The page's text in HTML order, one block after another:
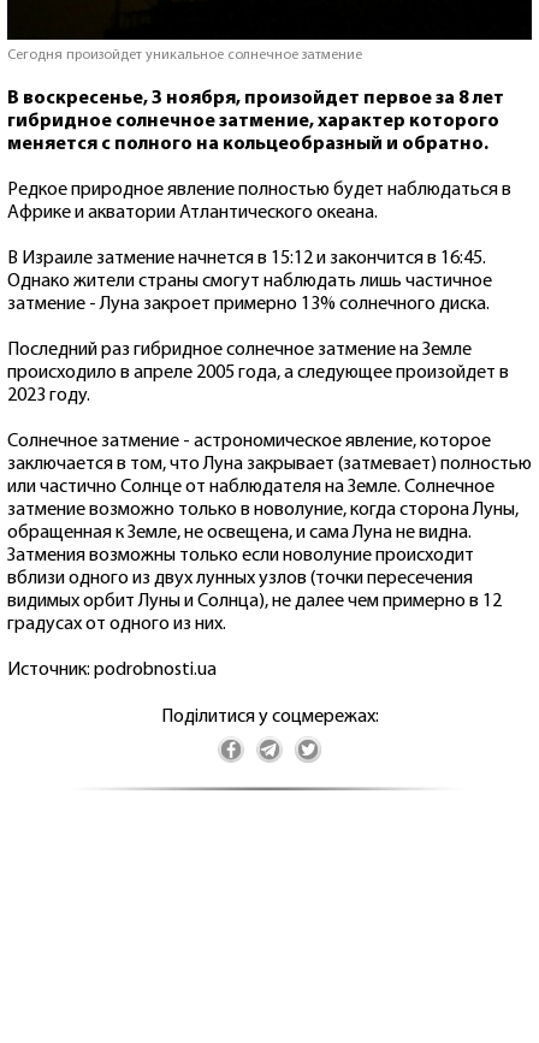
Сегодня произойдет уникальное солнечное затмение
В воскресенье, 3 ноября, произойдет первое за 8 лет
гибридное солнечное затмение, характер которого
меняется с полного на кольцеобразный и обратно.
Редкое природное явление полностью будет наблюдаться в
Африке и акватории Атлантического океана.
В Израиле затмение начнется в 15:12 и закончится в 16:45.
Однако жители страны смогут наблюдать лишь частичное
затмение - Луна закроет примерно 13% солнечного диска.
Последний раз гибридное солнечное затмение на Земле
происходило в апреле 2005 года, а следующее произойдет в
2023 году.
Солнечное затмение - астрономическое явление, которое
заключается в том, что Луна закрывает (затмевает) полностью
или частично Солнце от наблюдателя на Земле. Солнечное
затмение возможно только в новолуние, когда сторона Луны,
обращенная к Земле, не освещена, и сама Луна не видна.
Затмения возможны только если новолуние происходит
вблизи одного из двух лунных узлов (точки пересечения
видимых орбит Луны и Солнца), не далее чем примерно в 12
градусах от одного из них.
Источник: podrobnosti.ua
Поділитися у соцмережах: